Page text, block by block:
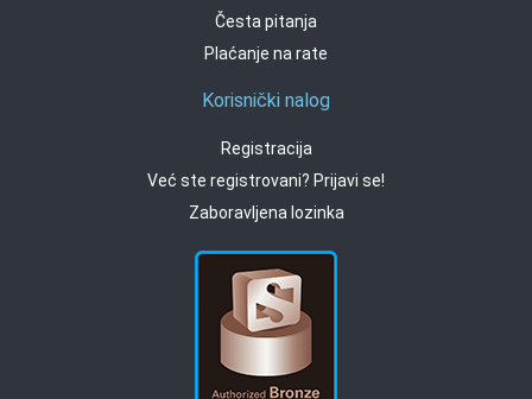
Česta pitanja
Plaćanje na rate
Korisnički nalog
Registracija
Već ste registrovani? Prijavi se!
Zaboravljena lozinka